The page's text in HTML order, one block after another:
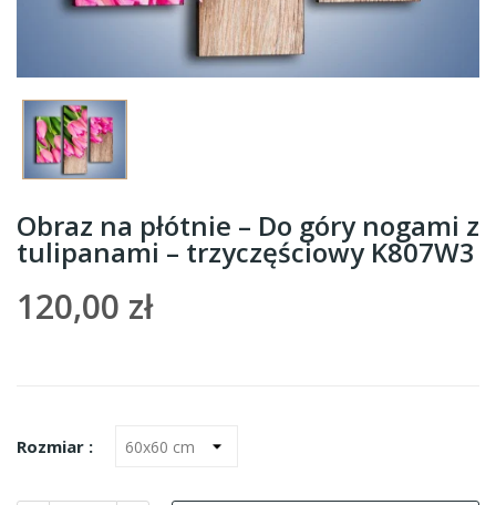
Obraz na płótnie – Do góry nogami z
tulipanami – trzyczęściowy K807W3
120,00 zł
Rozmiar :